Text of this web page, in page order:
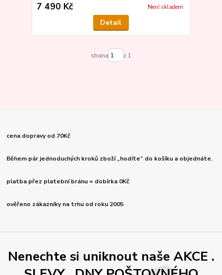
7 490 Kč Není skladem
Detail
strana z 1
cena dopravy od 70Kč
Během pár jednoduchých kroků zboží „hodíte“ do košíku a objednáte.
platba přez platební bránu = dobírka 0Kč
ověřeno zákazníky na trhu od roku 2005
Nenechte si uniknout naše AKCE .